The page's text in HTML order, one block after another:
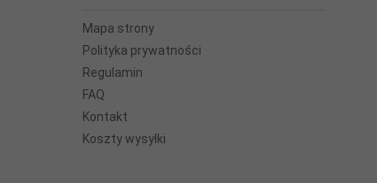
Mapa strony
Polityka prywatności
Regulamin
FAQ
Kontakt
Koszty wysyłki